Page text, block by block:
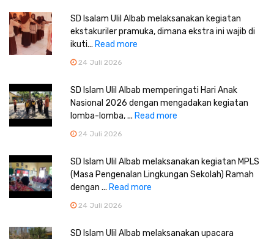
SD Isalam Ulil Albab melaksanakan kegiatan
ekstakuriler pramuka, dimana ekstra ini wajib di
ikuti... Read more
24 Juli 2026
SD Islam Ulil Albab memperingati Hari Anak
Nasional 2026 dengan mengadakan kegiatan
lomba-lomba, ... Read more
24 Juli 2026
SD Islam Ulil Albab melaksanakan kegiatan MPLS
(Masa Pengenalan Lingkungan Sekolah) Ramah
dengan ... Read more
24 Juli 2026
SD Islam Ulil Albab melaksanakan upacara